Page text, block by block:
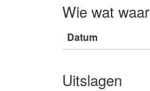
Wie wat waar
Datum
Uitslagen